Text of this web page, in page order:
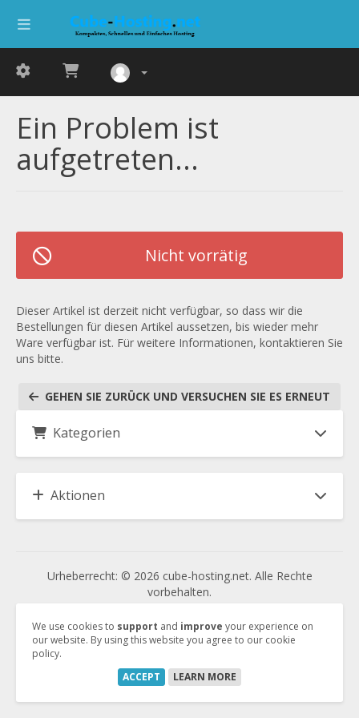
Ein Problem ist
aufgetreten...
Nicht vorrätig
Dieser Artikel ist derzeit nicht verfügbar, so dass wir die
Bestellungen für diesen Artikel aussetzen, bis wieder mehr
Ware verfügbar ist. Für weitere Informationen, kontaktieren Sie
uns bitte.
GEHEN SIE ZURÜCK UND VERSUCHEN SIE ES ERNEUT
Kategorien
Aktionen
Urheberrecht: © 2026 cube-hosting.net. Alle Rechte
vorbehalten.
Vertrag kündigen
Vertrag widerrufen
We use cookies to support and improve your experience on
our website. By using this website you agree to our cookie
policy.
ACCEPT
LEARN MORE